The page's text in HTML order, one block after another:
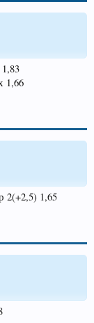
1,66
2(+2,5) 1,65